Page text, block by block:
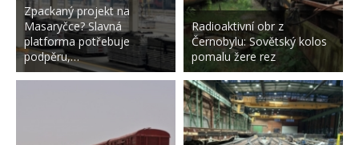
Zpackaný projekt na
Masaryčce? Slavná
platforma potřebuje
podpěru,…
Radioaktivní obr z
Černobylu: Sovětský kolos
pomalu žere rez